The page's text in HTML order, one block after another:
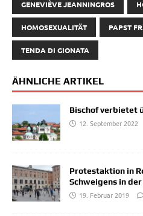
GENEVIÈVE JEANNINGROS
HOMOSEXUALITÄT PAPST
TENDA DI GIONATA
ÄHNLICHE ARTIKEL
Bischof verbietet
12. September 2022
Protestaktion in
Schweigens in
19. Februar 2019